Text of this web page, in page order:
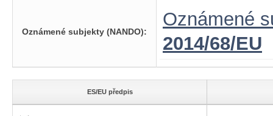
Oznámené subjekty (NANDO):
Oznámené
2014/68/EU
ES/EU předpis